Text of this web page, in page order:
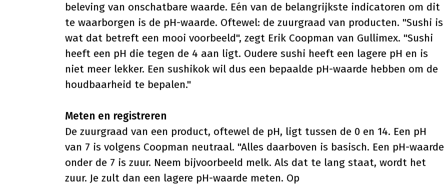
beleving van onschatbare waarde. Eén van de belangrijkste indicatoren om dit
te waarborgen is de pH-waarde. Oftewel: de zuurgraad van producten. "Sushi is
wat dat betreft een mooi voorbeeld", zegt Erik Coopman van Gullimex. "Sushi
heeft een pH die tegen de 4 aan ligt. Oudere sushi heeft een lagere pH en is
niet meer lekker. Een sushikok wil dus een bepaalde pH-waarde hebben om de
houdbaarheid te bepalen."
Meten en registreren
De zuurgraad van een product, oftewel de pH, ligt tussen de 0 en 14. Een pH
van 7 is volgens Coopman neutraal. "Alles daarboven is basisch. Een pH-waarde
onder de 7 is zuur. Neem bijvoorbeeld melk. Als dat te lang staat, wordt het
zuur. Je zult dan een lagere pH-waarde meten. Op